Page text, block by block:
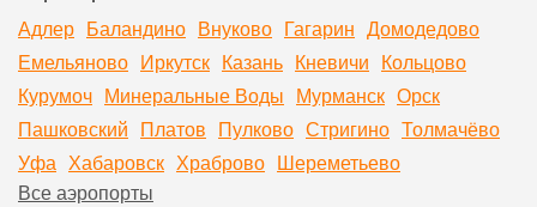
Адлер Баландино Внуково Гагарин Домодедово
Емельяново Иркутск Казань Кневичи Кольцово
Курумоч Минеральные Воды Мурманск Орск
Пашковский Платов Пулково Стригино Толмачёво
Уфа Хабаровск Храброво Шереметьево
Все аэропорты